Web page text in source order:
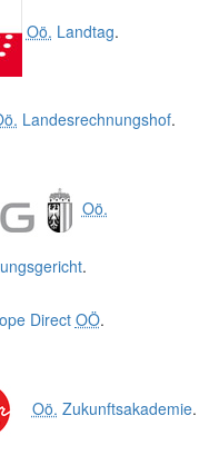
Oö. Landtag.
Landesrechnungshof.
Oö.
.
Direct OÖ.
Oö. Zukunftsakademie.